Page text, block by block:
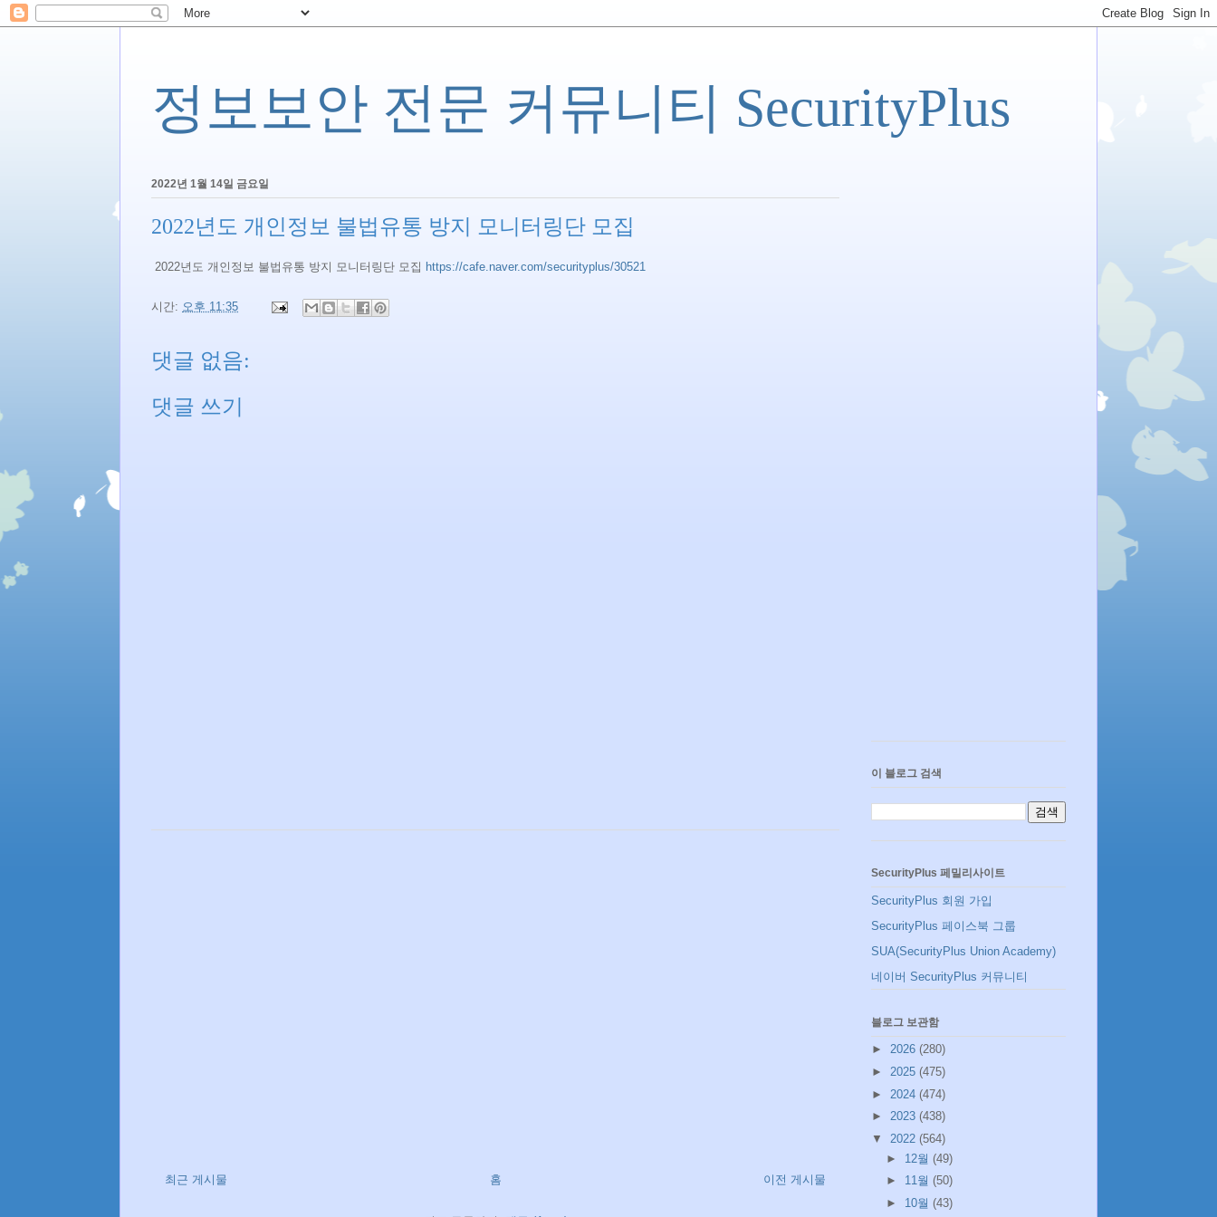
정보보안 전문 커뮤니티 SecurityPlus
2022년 1월 14일 금요일
2022년도 개인정보 불법유통 방지 모니터링단 모집
2022년도 개인정보 불법유통 방지 모니터링단 모집 https://cafe.naver.com/securityplus/30521
시간: 오후 11:35
댓글 없음:
댓글 쓰기
최근 게시물 이전 게시물
홈
이 블로그 검색
SecurityPlus 페밀리사이트
SecurityPlus 회원 가입
SecurityPlus 페이스북 그룹
SUA(SecurityPlus Union Academy)
네이버 SecurityPlus 커뮤니티
블로그 보관함
► 2026 (280)
► 2025 (475)
► 2024 (474)
► 2023 (438)
▼ 2022 (564)
► 12월 (49)
► 11월 (50)
► 10월 (43)